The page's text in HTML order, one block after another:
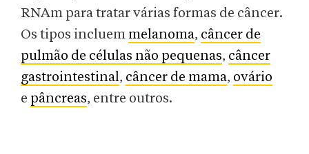
RNAm para tratar várias formas de câncer.
Os tipos incluem melanoma, câncer de
pulmão de células não pequenas, câncer
gastrointestinal, câncer de mama, ovário
e pâncreas, entre outros.